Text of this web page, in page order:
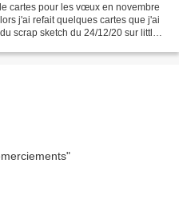
cartes pour les vœux en novembre
j'ai refait quelques cartes que j'ai
scrap sketch du 24/12/20 sur little